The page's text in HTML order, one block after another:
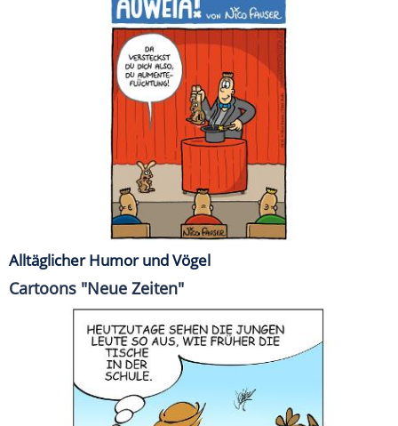
Alltäglicher Humor und Vögel
Cartoons "Neue Zeiten"